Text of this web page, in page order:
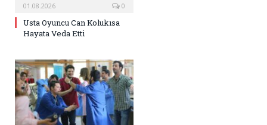
01.08.2026 0
Usta Oyuncu Can Kolukısa
Hayata Veda Etti